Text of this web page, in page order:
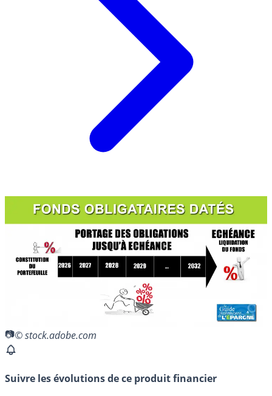
© stock.adobe.com
Suivre les évolutions de ce produit financier